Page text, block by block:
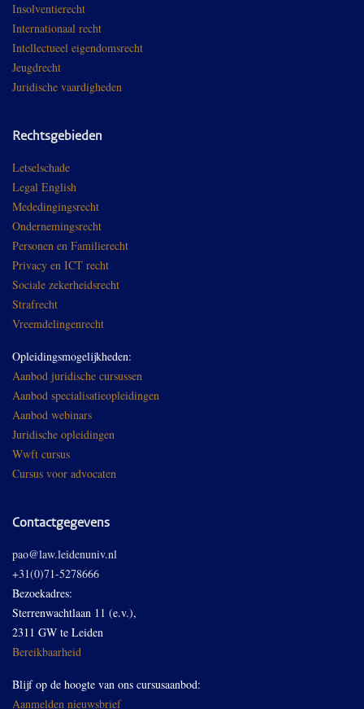
Insolventierecht
Internationaal recht
Intellectueel eigendomsrecht
Jeugdrecht
Juridische vaardigheden
Rechtsgebieden
Letselschade
Legal English
Mededingingsrecht
Ondernemingsrecht
Personen en Familierecht
Privacy en ICT recht
Sociale zekerheidsrecht
Strafrecht
Vreemdelingenrecht
Opleidingsmogelijkheden:
Aanbod juridische cursussen
Aanbod specialisatieopleidingen
Aanbod webinars
Juridische opleidingen
Wwft cursus
Cursus voor advocaten
Contactgegevens
pao@law.leidenuniv.nl
+31(0)71-5278666
Bezoekadres:
Sterrenwachtlaan 11 (e.v.),
2311 GW te Leiden
Bereikbaarheid
Blijf op de hoogte van ons cursusaanbod:
Aanmelden nieuwsbrief